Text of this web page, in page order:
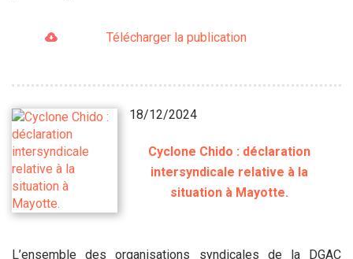
Télécharger la publication
18/12/2024
Cyclone Chido : déclaration
intersyndicale relative à la
situation à Mayotte.
L’ensemble des organisations syndicales de la DGAC